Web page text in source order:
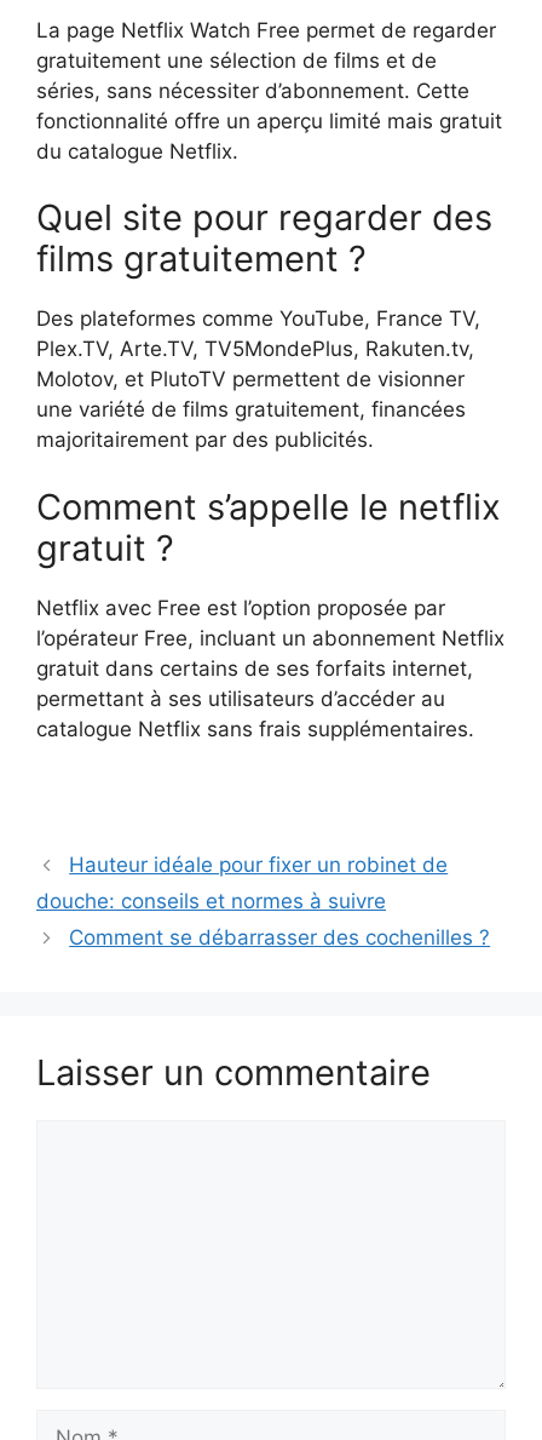
La page Netflix Watch Free permet de regarder
gratuitement une sélection de films et de
séries, sans nécessiter d’abonnement. Cette
fonctionnalité offre un aperçu limité mais gratuit
du catalogue Netflix.
Quel site pour regarder des
films gratuitement ?
Des plateformes comme YouTube, France TV,
Plex.TV, Arte.TV, TV5MondePlus, Rakuten.tv,
Molotov, et PlutoTV permettent de visionner
une variété de films gratuitement, financées
majoritairement par des publicités.
Comment s’appelle le netflix
gratuit ?
Netflix avec Free est l’option proposée par
l’opérateur Free, incluant un abonnement Netflix
gratuit dans certains de ses forfaits internet,
permettant à ses utilisateurs d’accéder au
catalogue Netflix sans frais supplémentaires.
Hauteur idéale pour fixer un robinet de
douche: conseils et normes à suivre
Comment se débarrasser des cochenilles ?
Laisser un commentaire
Nom